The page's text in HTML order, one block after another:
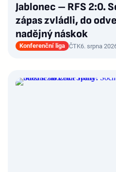
Jablonec – RFS 2:0.
zápas zvládli, do
nadějný náskok
Konferenční liga ČTK6. srpna